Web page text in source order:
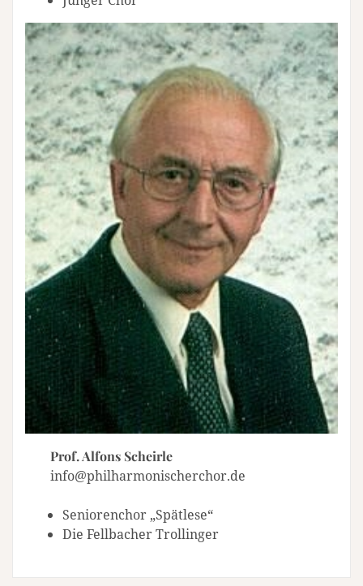
Prof. Alfons Scheirle
info@philharmonischerchor.de
Seniorenchor „Spätlese“
Die Fellbacher Trollinger